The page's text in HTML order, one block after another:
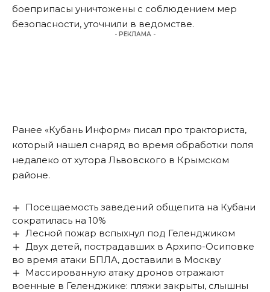
боеприпасы уничтожены с соблюдением мер
безопасности, уточнили в ведомстве.
- РЕКЛАМА -
Ранее «Кубань Информ» писал про тракториста,
который нашел снаряд во время обработки поля
недалеко от хутора Львовского в Крымском
районе.
Посещаемость заведений общепита на Кубани
сократилась на 10%
Лесной пожар вспыхнул под Геленджиком
Двух детей, пострадавших в Архипо-Осиповке
во время атаки БПЛА, доставили в Москву
Массированную атаку дронов отражают
военные в Геленджике: пляжи закрыты, слышны